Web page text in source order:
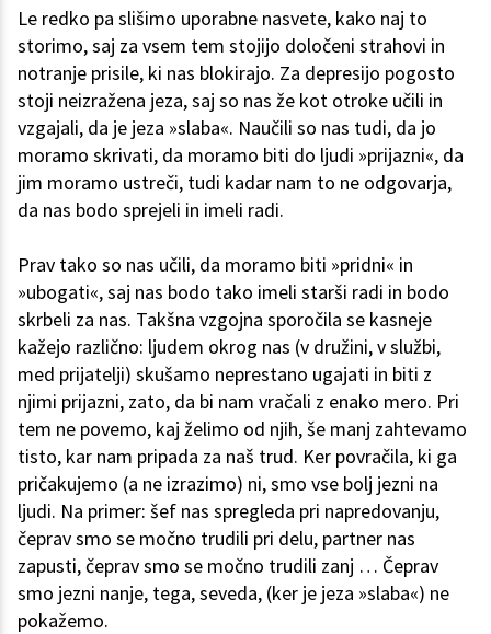
Le redko pa slišimo uporabne nasvete, kako naj to
storimo, saj za vsem tem stojijo določeni strahovi in
notranje prisile, ki nas blokirajo. Za depresijo pogosto
stoji neizražena jeza, saj so nas že kot otroke učili in
vzgajali, da je jeza »slaba«. Naučili so nas tudi, da jo
moramo skrivati, da moramo biti do ljudi »prijazni«, da
jim moramo ustreči, tudi kadar nam to ne odgovarja,
da nas bodo sprejeli in imeli radi.
Prav tako so nas učili, da moramo biti »pridni« in
»ubogati«, saj nas bodo tako imeli starši radi in bodo
skrbeli za nas. Takšna vzgojna sporočila se kasneje
kažejo različno: ljudem okrog nas (v družini, v službi,
med prijatelji) skušamo neprestano ugajati in biti z
njimi prijazni, zato, da bi nam vračali z enako mero. Pri
tem ne povemo, kaj želimo od njih, še manj zahtevamo
tisto, kar nam pripada za naš trud. Ker povračila, ki ga
pričakujemo (a ne izrazimo) ni, smo vse bolj jezni na
ljudi. Na primer: šef nas spregleda pri napredovanju,
čeprav smo se močno trudili pri delu, partner nas
zapusti, čeprav smo se močno trudili zanj … Čeprav
smo jezni nanje, tega, seveda, (ker je jeza »slaba«) ne
pokažemo.